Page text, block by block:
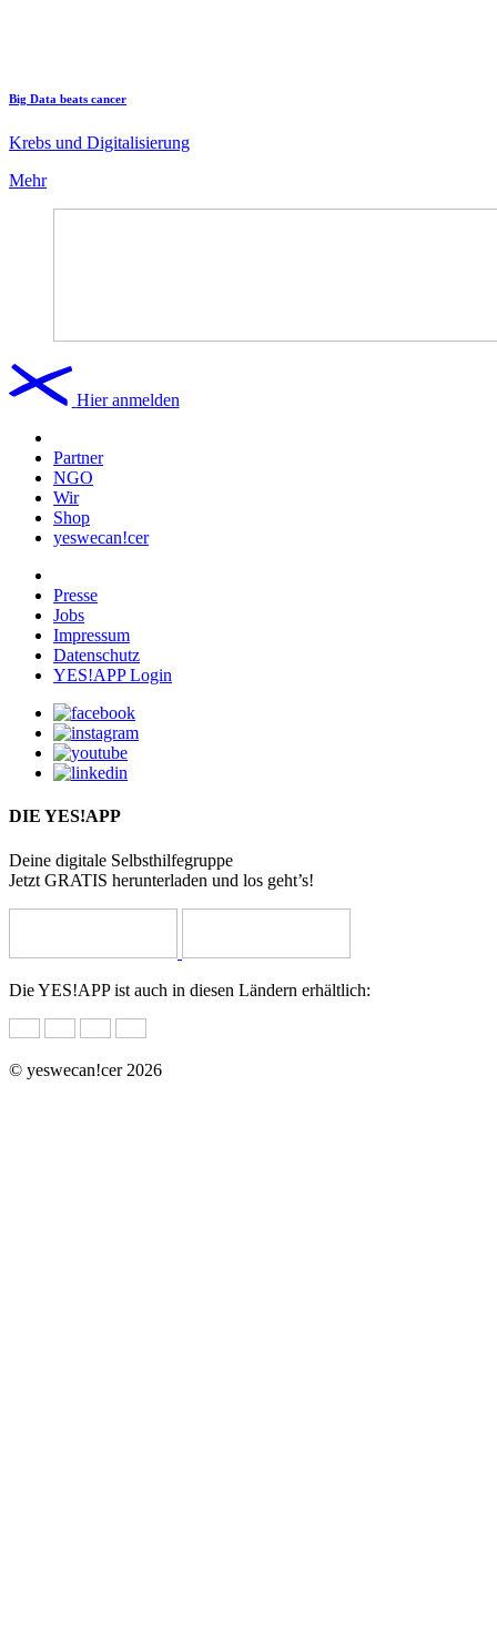
Big Data beats cancer
Krebs und Digitalisierung
Mehr
Hier anmelden
Partner
NGO
Wir
Shop
yeswecan!cer
Presse
Jobs
Impressum
Datenschutz
YES!APP Login
DIE YES!APP
Deine digitale Selbsthilfegruppe
Jetzt GRATIS herunterladen und los geht’s!
Die YES!APP ist auch in diesen Ländern erhältlich:
© yeswecan!cer 2026